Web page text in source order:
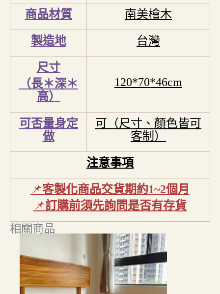
商品材質 南美檜木
製造地 台灣
尺寸
（長＊深＊
高）
120*70*46cm
可否量身定
做
可（尺寸、顏色皆可
客制）
注意事項
📌客製化商品交貨期約1~2個月
📌訂購前須先詢問是否有存貨
相關商品